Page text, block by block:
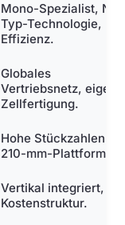
Mono-Spezialist, N-
Typ-Technologie,
Effizienz.
Globales
Vertriebsnetz, eigene
Zellfertigung.
Hohe Stückzahlen,
210-mm-Plattform.
Vertikal integriert,
Kostenstruktur.